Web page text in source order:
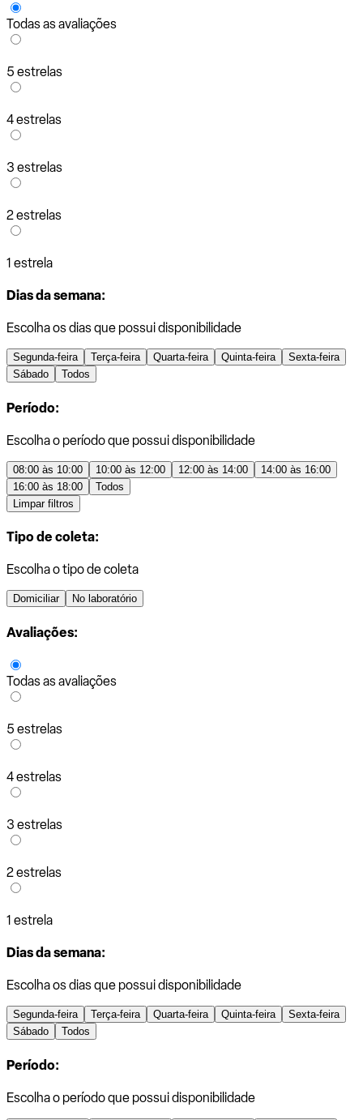
Todas as avaliações
5 estrelas
4 estrelas
3 estrelas
2 estrelas
1 estrela
Dias da semana:
Escolha os dias que possui disponibilidade
Segunda-feira Terça-feira Quarta-feira Quinta-feira
Sexta-feira
Sábado
Todos
Período:
Escolha o período que possui disponibilidade
08:00 às 10:00 10:00 às 12:00 12:00 às 14:00
14:00 às 16:00
16:00 às 18:00
Todos
Limpar filtros
Tipo de coleta:
Escolha o tipo de coleta
Domiciliar No laboratório
Avaliações:
Todas as avaliações
5 estrelas
4 estrelas
3 estrelas
2 estrelas
1 estrela
Dias da semana:
Escolha os dias que possui disponibilidade
Segunda-feira Terça-feira Quarta-feira Quinta-feira
Sexta-feira
Sábado
Todos
Período:
Escolha o período que possui disponibilidade